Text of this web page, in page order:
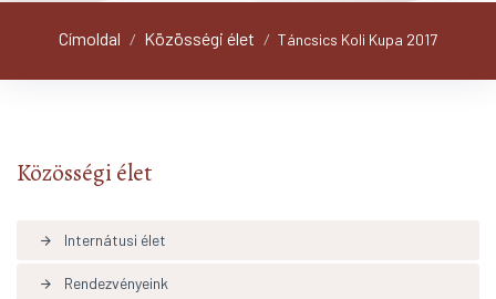
Címoldal / Közösségi élet / Táncsics Koli Kupa 2017
Közösségi élet
arrow_forward Internátusi élet
arrow_forward Rendezvényeink